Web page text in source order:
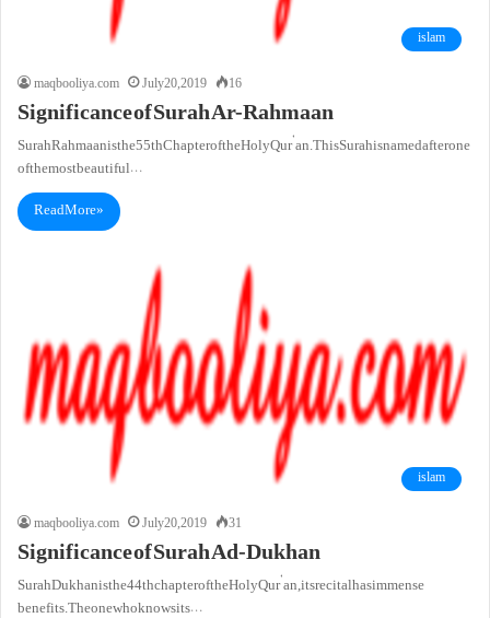
islam
maqbooliya.com
July 20, 2019 16
Significance of Surah Ar-Rahmaan
Surah Rahmaan is the 55th Chapter of the Holy Qur’an. This Surah is named after one
of the most beautiful…
Read More »
islam
maqbooliya.com
July 20, 2019 31
Significance of Surah Ad-Dukhan
Surah Dukhan is the 44th chapter of the Holy Qur’an, its recital has immense
benefits. The one who knows its…